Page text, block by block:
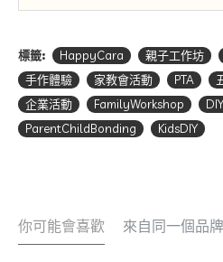
標籤: HappyCara 親子工作坊
手作體驗
家教會活動 PTA
企業活動
FamilyWorkshop
ParentChildBonding
KidsDIY
你可能會喜歡 來自同一個品牌